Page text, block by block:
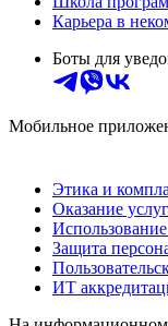
Карьера в
Боты для
Мобильное
Этика и
Оказание услуг
Защита
ИТ